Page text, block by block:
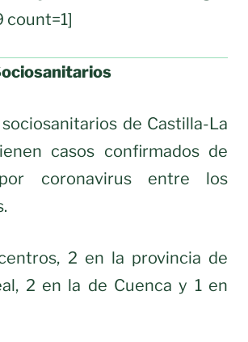
count=1]
de Castilla-La
casos confirmados de
coronavirus entre los
2 en la provincia de
2 en la de Cuenca y 1 en